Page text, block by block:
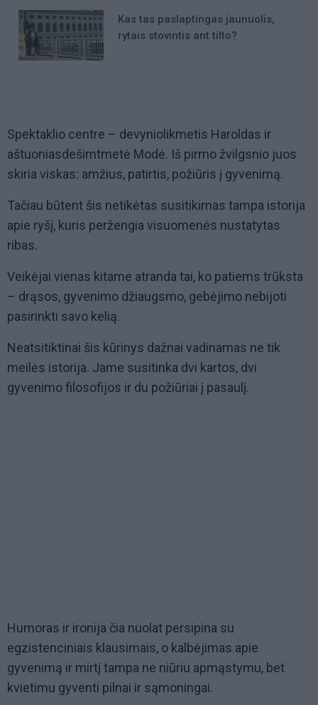
Kas tas paslaptingas jaunuolis,
rytais stovintis ant tilto?
Spektaklio centre – devyniolikmetis Haroldas ir
aštuoniasdešimtmetė Modė. Iš pirmo žvilgsnio juos
skiria viskas: amžius, patirtis, požiūris į gyvenimą.
Tačiau būtent šis netikėtas susitikimas tampa istorija
apie ryšį, kuris peržengia visuomenės nustatytas
ribas.
Veikėjai vienas kitame atranda tai, ko patiems trūksta
– drąsos, gyvenimo džiaugsmo, gebėjimo nebijoti
pasirinkti savo kelią.
Neatsitiktinai šis kūrinys dažnai vadinamas ne tik
meilės istorija. Jame susitinka dvi kartos, dvi
gyvenimo filosofijos ir du požiūriai į pasaulį.
Humoras ir ironija čia nuolat persipina su
egzistenciniais klausimais, o kalbėjimas apie
gyvenimą ir mirtį tampa ne niūriu apmąstymu, bet
kvietimu gyventi pilnai ir sąmoningai.